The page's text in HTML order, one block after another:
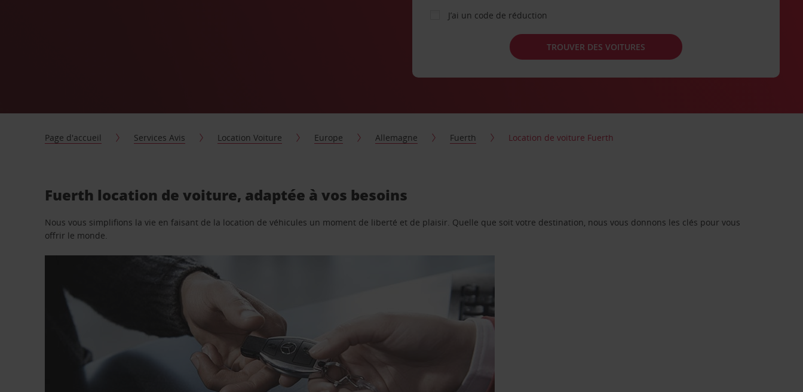
J’ai un code de réduction
TROUVER DES VOITURES
Page d'accueil Services Avis Location Voiture Europe Allemagne Fuerth Location de voiture Fuerth
Fuerth location de voiture, adaptée à vos besoins
Nous vous simplifions la vie en faisant de la location de véhicules un moment de liberté et de plaisir. Quelle que soit votre destination, nous vous donnons les clés pour vous
offrir le monde.